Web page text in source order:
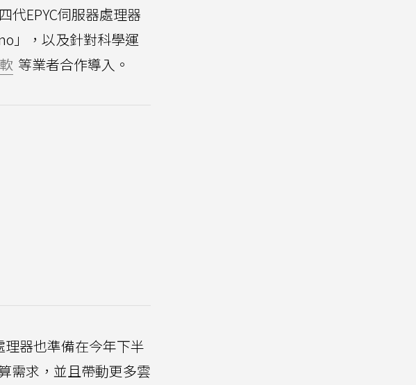
代EPYC伺服器處理器
」，以及針對科學運
等業者合作導入。
器也準備在今年下半
需求，並且帶動更多雲